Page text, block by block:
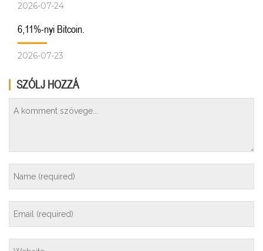
2026-07-24
6,11%-nyi Bitcoin.
2026-07-23
SZÓLJ HOZZÁ